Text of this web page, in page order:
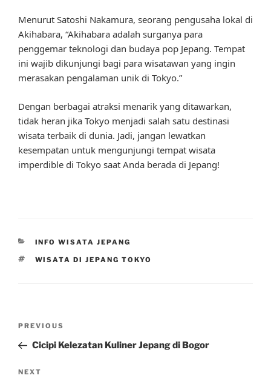
Menurut Satoshi Nakamura, seorang pengusaha lokal di
Akihabara, “Akihabara adalah surganya para
penggemar teknologi dan budaya pop Jepang. Tempat
ini wajib dikunjungi bagi para wisatawan yang ingin
merasakan pengalaman unik di Tokyo.”
Dengan berbagai atraksi menarik yang ditawarkan,
tidak heran jika Tokyo menjadi salah satu destinasi
wisata terbaik di dunia. Jadi, jangan lewatkan
kesempatan untuk mengunjungi tempat wisata
imperdible di Tokyo saat Anda berada di Jepang!
CATEGORIES
INFO WISATA JEPANG
TAGS
WISATA DI JEPANG TOKYO
Previous
Post
PREVIOUS
Cicipi Kelezatan Kuliner Jepang di Bogor
Next
NEXT